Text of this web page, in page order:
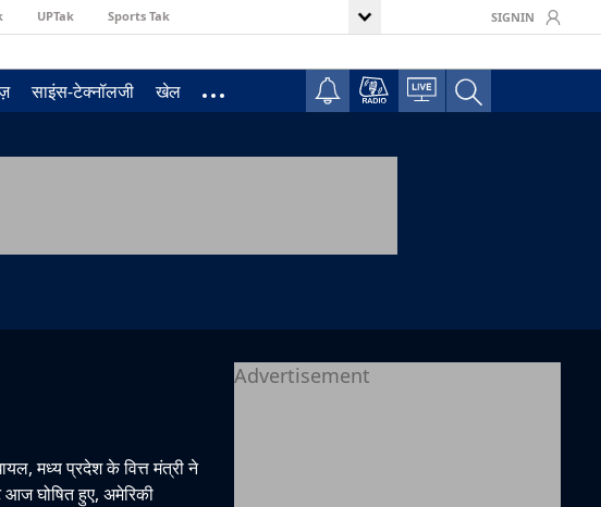
UPTak Sports Tak SIGNIN
साइंस-टेक्नॉलजी खेल
मध्य प्रदेश के वित्त मंत्री ने
आज घोषित हुए, अमेरिकी
Advertisement